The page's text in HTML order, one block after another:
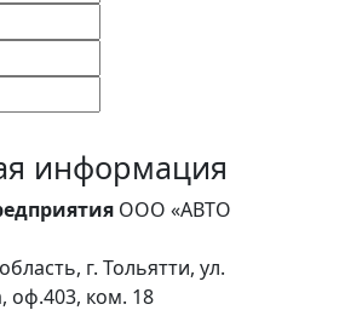
информация
ООО «АВТО
г. Тольятти, ул.
оф.403, ком. 18